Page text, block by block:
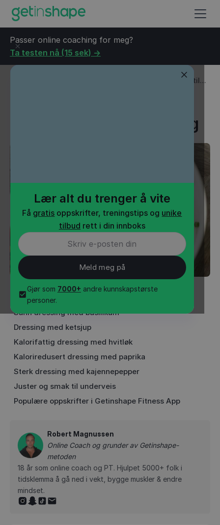
Passer online coaching for meg?
Ta testen nå (15 sek) ->
Lær alt du trenger å vite
Få gratis oppskrifter, treningstips og unike
tilbud rett i din innboks
Gjør som 7000+ andre kunnskapstørste
personer.
5 sunne dressinger som passer til
passer til enhver anledning
INNHOLD•1 min
Sunn dressing med basilikum
Dressing med ketsjup
Kalorifattig dressing med hvitløk
Kaloriredusert dressing med paprika
Sterk dressing med kajennepepper
Juster og smak til underveis
Populære oppskrifter i Getinshape Fitness App
Robert Magnussen
Online Coach og grunder av Getinshape-
metoden
18 år som online coach og PT. Hjulpet 5000+ folk i
tidsklemma å gå ned i vekt, bygge muskler & endre
mindset.